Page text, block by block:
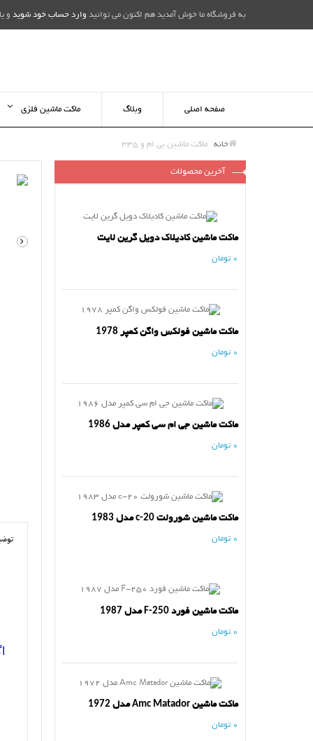
به فروشگاه ما خوش آمدید هم اکنون می توانید وارد حساب خود شوید و یا
صفحه اصلی وبلاگ ماکت ماشین فلزی
خانه ماکت ماشین بی ام و 335
آخرین محصولات
ماکت ماشین کادیلاک دویل گرین لایت
0 تومان
ماکت ماشین فولکس واگن کمپر 1978
0 تومان
ماکت ماشین جی ام سی کمپر مدل 1986
0 تومان
ماکت ماشین شورولت c-20 مدل 1983
0 تومان
ماکت ماشین فورد F-250 مدل 1987
0 تومان
ماکت ماشین Amc Matador مدل 1972
0 تومان